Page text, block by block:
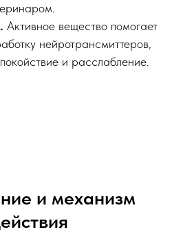
Активное вещество помогает
нейротрансмиттеров,
и расслабление.
и механизм